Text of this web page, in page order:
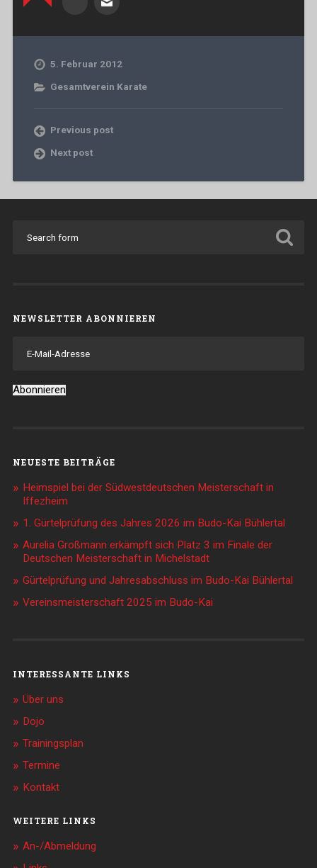
5. Februar 2012
Gesamtverein Karate
Previous post
Next post
NEWSLETTER ABONNIEREN
Mail-
Abonnieren
NEUESTE BEITRÄGE
Heimspiel bei der Südwestdeutschen Meisterschaft in
Iffezheim
1. Gürtelprüfung des Jahres 2026 im Budo-Kai Bühlertal
Aurelia Großmann erkämpft sich Platz 3 im Finale der
Deutschen Meisterschaft in Michelstadt
Gürtelprüfung und Jahresabschluss im Budo-Kai Bühlertal
Vereinsmeisterschaft 2025 im Budo-Kai
INTERESSANTE LINKS
Über uns
Dojo
Trainingsplan
Termine
Kontakt
WEITERE LINKS
An-/Abmeldung